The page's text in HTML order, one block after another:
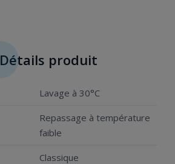
Détails produit
Lavage à 30°C
Repassage à température
faible
Classique